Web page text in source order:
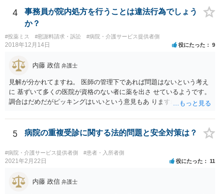
4
事務員が院内処方を行うことは違法行為でしょう
か？
#投薬ミス #慰謝料請求・訴訟 #病院・介護サービス提供者側
2018年12月14日 役にたった 9
内藤 政信 弁護士
見解が分かれてますね。 医師の管理下であれば問題はないという考え
に 基ずいて多くの医院が資格のない者に薬を出さ せているようです。
調合はだめだがピッキングはいいという意見もあ りますね。 また患者
いますね。 院外とではかなり金額が低くなるようです。 したがって、
違法とは断じきれないですね。 あなたが罪になることは、まったくあ
でしょう。
5 病院の重複受診に関する法的問題と安全対策は？
#病院・介護サービス提供者側 #患者・入所者側
2021年2月22日 役にたった 11
内藤 政信 弁護士